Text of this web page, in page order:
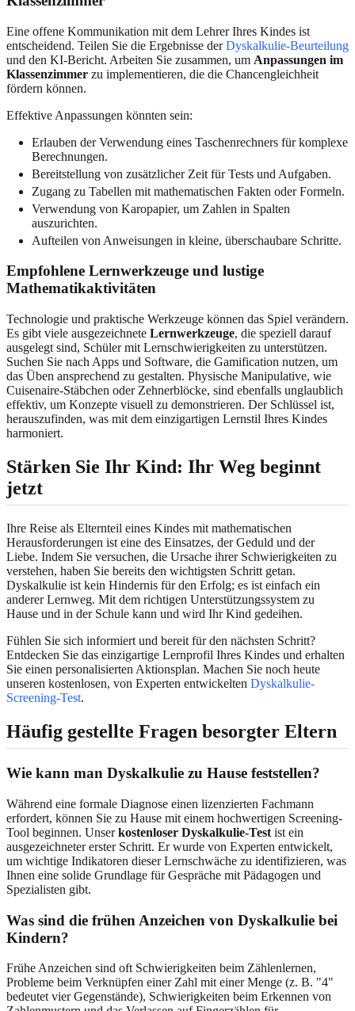
Eine offene Kommunikation mit dem Lehrer Ihres Kindes ist
entscheidend. Teilen Sie die Ergebnisse derDyskalkulie-Beurteilung
und den KI-Bericht. Arbeiten Sie zusammen, um Anpassungen im
Klassenzimmer zu implementieren, die die Chancengleichheit
fördern können.
Effektive Anpassungen könnten sein:
Erlauben der Verwendung eines Taschenrechners für komplexe
Berechnungen.
Bereitstellung von zusätzlicher Zeit für Tests und Aufgaben.
Zugang zu Tabellen mit mathematischen Fakten oder Formeln.
Verwendung von Karopapier, um Zahlen in Spalten
auszurichten.
Aufteilen von Anweisungen in kleine, überschaubare Schritte.
Empfohlene Lernwerkzeuge und lustige
Mathematikaktivitäten
Technologie und praktische Werkzeuge können das Spiel verändern.
Es gibt viele ausgezeichnete Lernwerkzeuge, die speziell darauf
ausgelegt sind, Schüler mit Lernschwierigkeiten zu unterstützen.
Suchen Sie nach Apps und Software, die Gamification nutzen, um
das Üben ansprechend zu gestalten. Physische Manipulative, wie
Cuisenaire-Stäbchen oder Zehnerblöcke, sind ebenfalls unglaublich
effektiv, um Konzepte visuell zu demonstrieren. Der Schlüssel ist,
herauszufinden, was mit dem einzigartigen Lernstil Ihres Kindes
harmoniert.
Stärken Sie Ihr Kind: Ihr Weg beginnt
jetzt
Ihre Reise als Elternteil eines Kindes mit mathematischen
Herausforderungen ist eine des Einsatzes, der Geduld und der
Liebe. Indem Sie versuchen, die Ursache ihrer Schwierigkeiten zu
verstehen, haben Sie bereits den wichtigsten Schritt getan.
Dyskalkulie ist kein Hindernis für den Erfolg; es ist einfach ein
anderer Lernweg. Mit dem richtigen Unterstützungssystem zu
Hause und in der Schule kann und wird Ihr Kind gedeihen.
Fühlen Sie sich informiert und bereit für den nächsten Schritt?
Entdecken Sie das einzigartige Lernprofil Ihres Kindes und erhalten
Sie einen personalisierten Aktionsplan. Machen Sie noch heute
unseren kostenlosen, von Experten entwickelten Dyskalkulie-
Screening-Test.
Häufig gestellte Fragen besorgter Eltern
Wie kann man Dyskalkulie zu Hause feststellen?
Während eine formale Diagnose einen lizenzierten Fachmann
erfordert, können Sie zu Hause mit einem hochwertigen Screening-
Tool beginnen. Unserkostenloser Dyskalkulie-Test ist ein
ausgezeichneter erster Schritt. Er wurde von Experten entwickelt,
um wichtige Indikatoren dieser Lernschwäche zu identifizieren, was
Ihnen eine solide Grundlage für Gespräche mit Pädagogen und
Spezialisten gibt.
Was sind die frühen Anzeichen von Dyskalkulie bei
Kindern?
Frühe Anzeichen sind oft Schwierigkeiten beim Zählenlernen,
Probleme beim Verknüpfen einer Zahl mit einer Menge (z. B. "4"
bedeutet vier Gegenstände), Schwierigkeiten beim Erkennen von